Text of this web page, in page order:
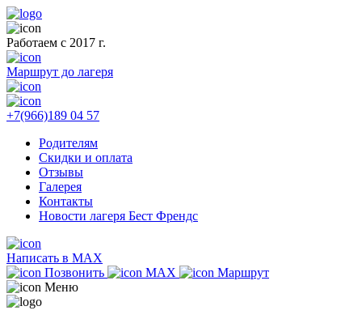
Работаем с 2017 г.
Маршрут до лагеря
+7(966)189 04 57
Родителям
Скидки и оплата
Отзывы
Галерея
Контакты
Новости лагеря Бест Френдс
Написать в MAX
Позвонить
MAX
Маршрут
Меню